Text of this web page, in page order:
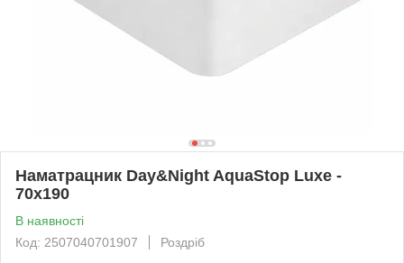
Наматрацник Day&Night AquaStop Luxe -
70х190
В наявності
Код: 2507040701907
Роздріб